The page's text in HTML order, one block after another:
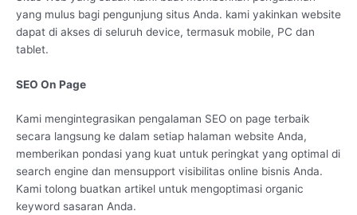
yang mulus bagi pengunjung situs Anda. kami yakinkan website
dapat di akses di seluruh device, termasuk mobile, PC dan
tablet.
SEO On Page
Kami mengintegrasikan pengalaman SEO on page terbaik
secara langsung ke dalam setiap halaman website Anda,
memberikan pondasi yang kuat untuk peringkat yang optimal di
search engine dan mensupport visibilitas online bisnis Anda.
Kami tolong buatkan artikel untuk mengoptimasi organic
keyword sasaran Anda.